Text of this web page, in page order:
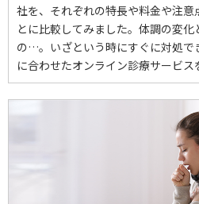
社を、それぞれの特長や料金や注
とに比較してみました。体調の変
の…。いざという時にすぐに対処で
に合わせたオンライン診療サービス